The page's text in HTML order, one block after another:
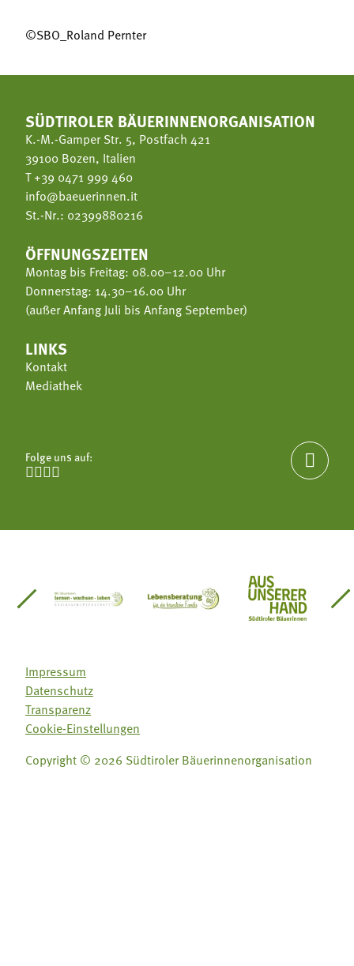
©SBO_Roland Pernter
SÜDTIROLER BÄUERINNENORGANISATION
K.-M.-Gamper Str. 5, Postfach 421
39100 Bozen, Italien
T+39 0471 999 460
info@baeuerinnen.it
St.-Nr.: 02399880216
ÖFFNUNGSZEITEN
Montag bis Freitag: 08.00–12.00 Uhr
Donnerstag: 14.30–16.00 Uhr
(außer Anfang Juli bis Anfang September)
LINKS
Kontakt
Mediathek
Folge uns auf:


Südtirol
Gärtnervereinigung
Sozialgenossenschaft Mit Bäuerinnen lernen -
Lebensberatung für dieAus unserer
Impressum
Datenschutz
Transparenz
Cookie-Einstellungen
Copyright © 2026 Südtiroler Bäuerinnenorganisation